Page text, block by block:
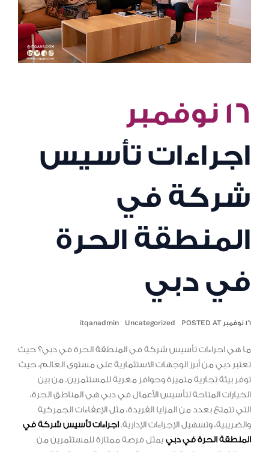
١٦ نوفمبر
اجراءات تأسيس
شركة في
المنطقة الحرة
في دبي
١٦ نوفمبر POSTED AT Uncategorized
itqanadmin
ما هي اجراءات تأسيس شركة في المنطقة الحرة في دبي؟ حيث
تعتبر دبي من أبرز الوجهات الاستثمارية على مستوى العالم، حيث
توفر بيئة تجارية متميزة وحوافز مغرية للمستثمرين. من بين
الخيارات المتاحة لتأسيس الأعمال في دبي هي المناطق الحرة،
التي تتمتع بعدد من المزايا الفريدة، مثل الإعفاءات الجمركية
والضريبية، وتسهيل الإجراءات الإدارية. اجراءات تأسيس شركة في
المنطقة الحرة في دبي يمثل فرصة ممتازة للمستثمرين من